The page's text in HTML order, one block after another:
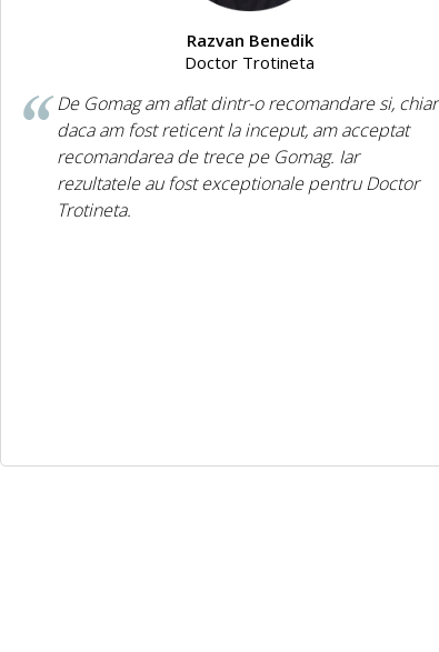
Razvan Benedik
Doctor Trotineta
De Gomag am aflat dintr-o recomandare si, chiar
daca am fost reticent la inceput, am acceptat
recomandarea de trece pe Gomag. Iar
rezultatele au fost exceptionale pentru Doctor
Trotineta.